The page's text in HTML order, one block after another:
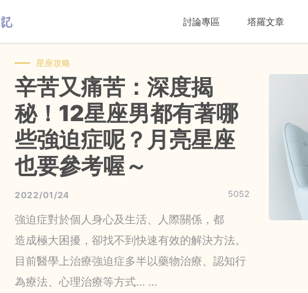
討論專區 塔羅文章
星座攻略
辛苦又痛苦：深度揭
秘！12星座男都有著哪
些強迫症呢？月亮星座
也要參考喔～
2022/01/24 5052
強迫症對於個人身心及生活、人際關係，都
造成極大困擾，卻找不到快速有效的解決方法。
目前醫學上治療強迫症多半以藥物治療、認知行
為療法、心理治療等方式... ...